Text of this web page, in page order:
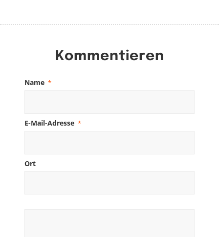
Kommentieren
Name *
E-Mail-Adresse *
Ort